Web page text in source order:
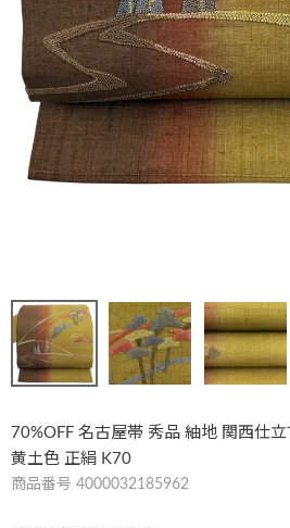
70%OFF 名古屋帯 秀品 紬地 関西仕
黄土色 正絹 K70
商品番号 4000032185962